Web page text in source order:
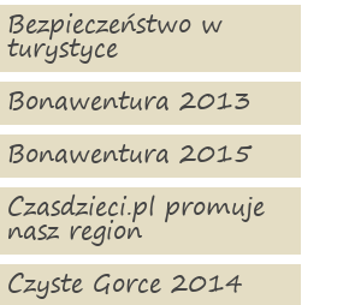
Bezpieczeństwo w
turystyce
Bonawentura 2013
Bonawentura 2015
Czasdzieci.pl promuje
nasz region
Czyste Gorce 2014